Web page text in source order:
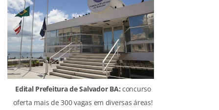
Edital Prefeitura de Salvador BA: concurso
oferta mais de 300 vagas em diversas áreas!